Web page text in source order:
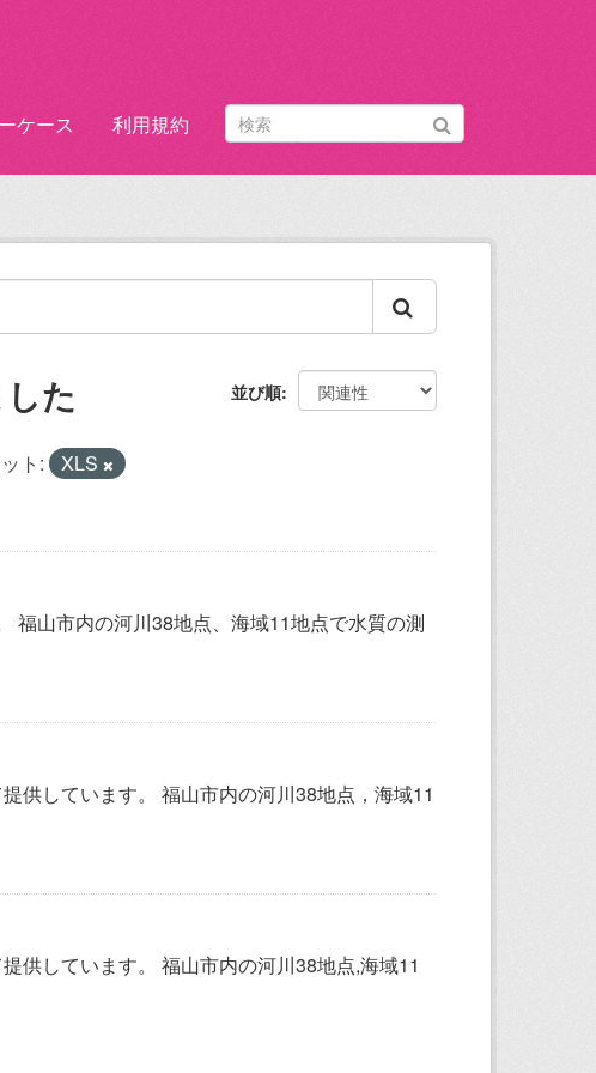
ケース 利用規約
並び順
た
ト:
XLS
福山市内の河川38地点、海域11地点で水質の測
供しています。 福山市内の河川38地点，海域11
供しています。 福山市内の河川38地点,海域11